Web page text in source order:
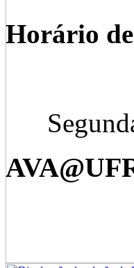
Horário
Segunda